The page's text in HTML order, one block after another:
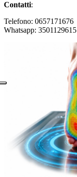
Contatti:
Telefono: 0657171676
Whatsapp: 3501129615